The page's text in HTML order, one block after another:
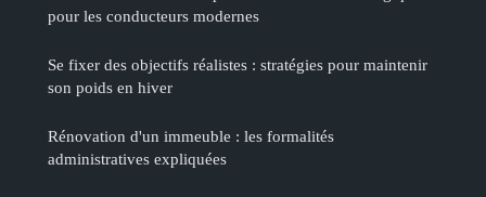
pour les conducteurs modernes
Se fixer des objectifs réalistes : stratégies pour maintenir
son poids en hiver
Rénovation d'un immeuble : les formalités
administratives expliquées